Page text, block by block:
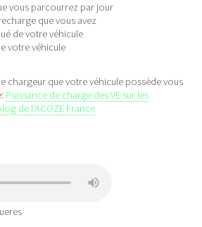
vous parcourrez par jour
que vous avez
de votre véhicule
votre véhicule
chargeur que votre véhicule possède vous
Puissance de charge des VE sur les
de l'ACOZE France